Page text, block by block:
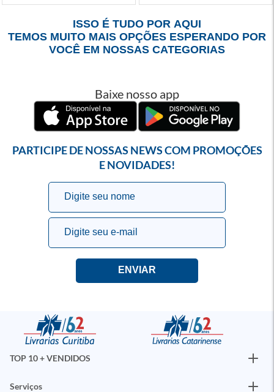
ISSO É TUDO POR AQUI
TEMOS MUITO MAIS OPÇÕES ESPERANDO POR
VOCÊ EM NOSSAS CATEGORIAS
Baixe nosso app
PARTICIPE DE NOSSAS NEWS COM PROMOÇÕES
E NOVIDADES!
TOP 10 + VENDIDOS
Serviços